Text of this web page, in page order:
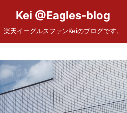
Kei @Eagles-blog
楽天イーグルスファンKeiのブログです。